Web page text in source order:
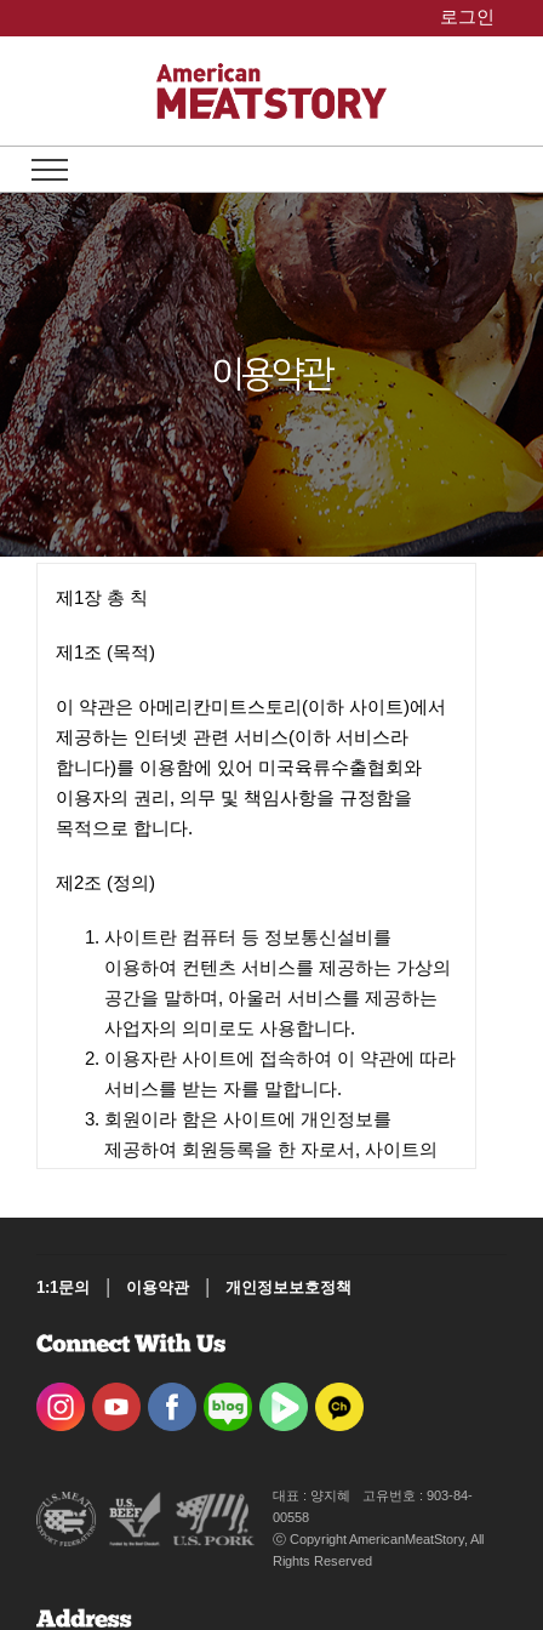
로그인
이용약관
제1장 총 칙
제1조 (목적)
이 약관은 아메리칸미트스토리(이하 사이트)에서
제공하는 인터넷 관련 서비스(이하 서비스라
합니다)를 이용함에 있어 미국육류수출협회와
이용자의 권리, 의무 및 책임사항을 규정함을
목적으로 합니다.
제2조 (정의)
사이트란 컴퓨터 등 정보통신설비를
이용하여 컨텐츠 서비스를 제공하는 가상의
공간을 말하며, 아울러 서비스를 제공하는
사업자의 의미로도 사용합니다.
이용자란 사이트에 접속하여 이 약관에 따라
서비스를 받는 자를 말합니다.
회원이라 함은 사이트에 개인정보를
제공하여 회원등록을 한 자로서, 사이트의
회원ID란 회원 식별과 서비스 이용을 위하여
회원임을 확인하고 회원 자신의 비밀보호를
문자와 숫자의 조합을 말합니다.
비밀번호란 부여 받은 회원ID와 일치된
말합니다.
해지란 회원이 서비스 사용 후 이용계약을
해약하는 것을 말합니다.
1:1문의 | 이용약관 | 개인정보보호정책
대표 : 양지혜
고유번호 : 903-84-
00558
ⓒ Copyright AmericanMeatStory, All
Rights Reserved